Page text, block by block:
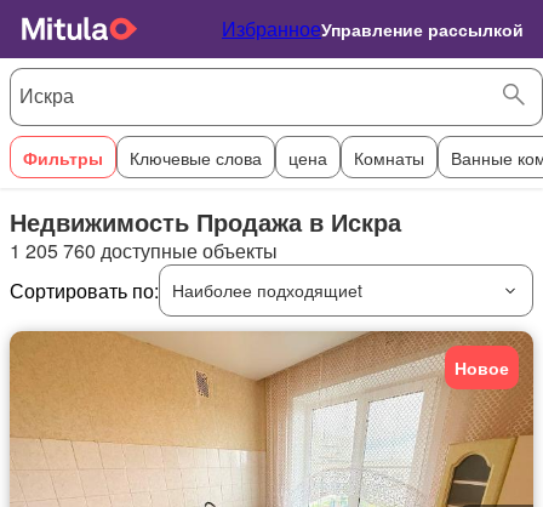
ИзбранноеУправление рассылкой
Фильтры Ключевые слова цена Комнаты Ванные
Недвижимость Продажа в Искра
1 205 760 доступные объекты
Сортировать по:
Наиболее подходящиеt
Новое